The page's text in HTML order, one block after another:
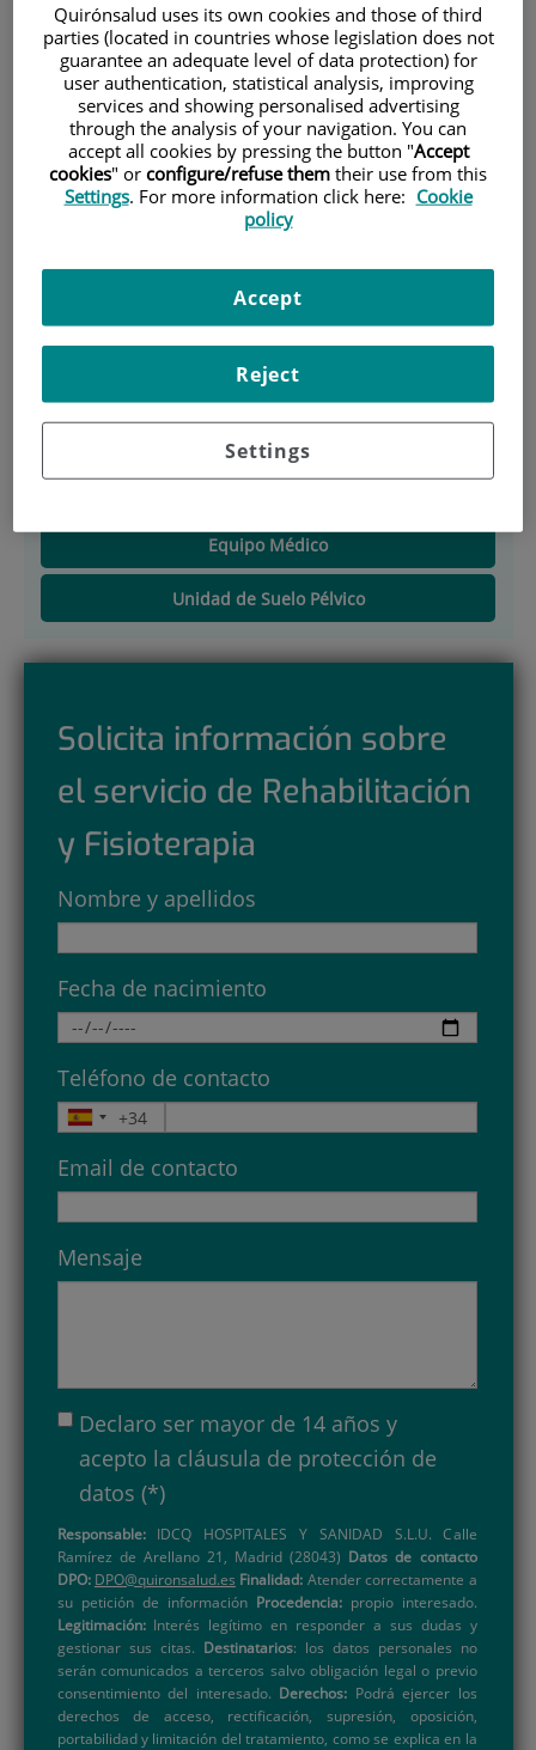
Teléfono de atención al usuario
900 301 013
INICIO|CARTERA DE SERVICIOS
REHABILITACIÓN Y FISIOTERAPIA
Rehabilitación y
Fisioterapia
Sergio Moñino Martínez
Descripción
Equipo Médico
Unidad de Suelo Pélvico
Solicita información sobre
el servicio de Rehabilitación
y Fisioterapia
Nombre y apellidos
Fecha de nacimiento
Teléfono de contacto
Email de contacto
Mensaje
Declaro ser mayor de 14 años y
acepto la cláusula de protección de
datos (*)
Responsable:IDCQ HOSPITALES Y SANIDAD S.L.U. Calle
Ramírez de Arellano 21, Madrid (28043) Datos de contacto
DPO: DPO@quironsalud.es Finalidad: Atender correctamente a
su petición de información Procedencia:propio interesado.
Legitimación:Interés legítimo en responder a sus dudas y
gestionar sus citas. Destinatarios: los datos personales no
serán comunicados a terceros salvo obligación legal o previo
consentimiento del interesado. Derechos: Podrá ejercer los
derechos de acceso, rectificación, supresión, oposición,
portabilidad y limitación del tratamiento, como se explica en la
Quirónsalud uses its own cookies and those of third
parties (located in countries whose legislation does not
guarantee an adequate level of data protection) for
user authentication, statistical analysis, improving
services and showing personalised advertising
through the analysis of your navigation. You can
accept all cookies by pressing the button "Accept
cookies" or configure/refuse them their use from this
Settings. For more information click here: Cookie
policy
Settings
Reject
Accept